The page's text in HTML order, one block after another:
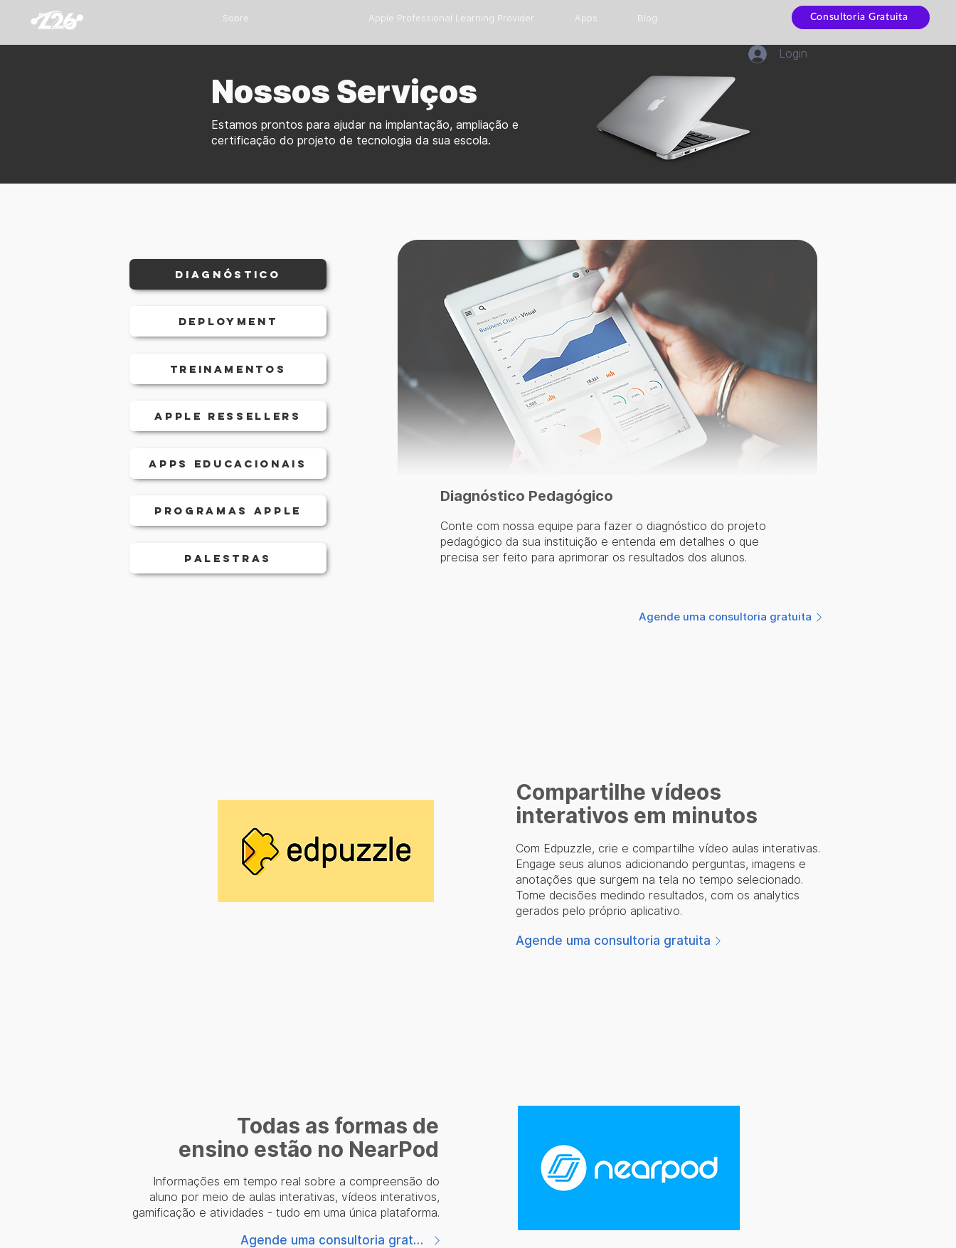
Sobre Apple Professional Learning Provider Apps Blog Consultoria Gratuita
Login
Nossos Serviços
Estamos prontos para ajudar na implantação, ampliação e
certificação do projeto de tecnologia da sua escola.
Deployment
Treinamentos
Apps Educacionais
Programas Apple
Palestras
Diagnóstico Pedagógico
Conte com nossa equipe para fazer o diagnóstico do projeto
pedagógico da sua instituição e entenda em detalhes o que
precisa ser feito para aprimorar os resultados dos alunos.
Agende uma consultoria gratuita
Apple Ressellers
Diagnóstico
Compartilhe vídeos
interativos em minutos
Com Edpuzzle, crie e compartilhe vídeo aulas interativas.
Engage seus alunos adicionando perguntas, imagens e
anotações que surgem na tela no tempo selecionado.
Tome decisões medindo resultados, com os analytics
gerados pelo próprio aplicativo.
Agende uma consultoria gratuita
Todas as formas de
ensino estão no NearPod
Informações em tempo real sobre a compreensão do
aluno por meio de aulas interativas, vídeos interativos,
gamificação e atividades - tudo em uma única plataforma.
Agende uma consultoria gratuita